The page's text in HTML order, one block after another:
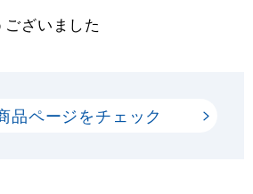
ざいました
品ページをチェック